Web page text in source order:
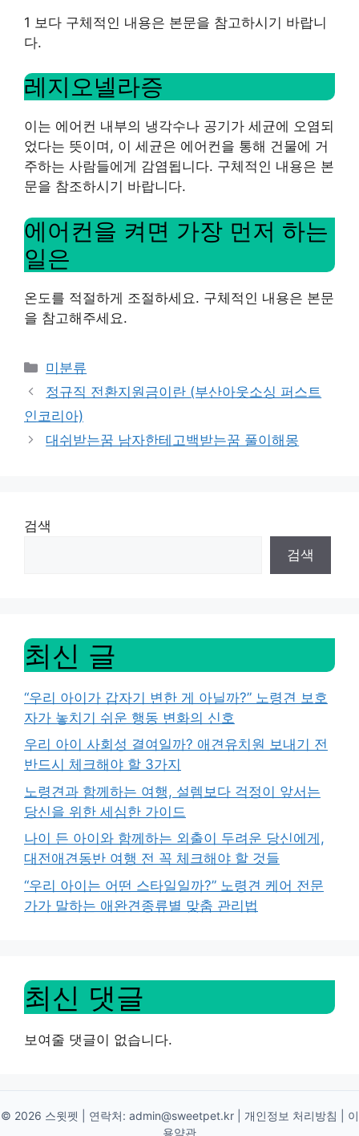
1 보다 구체적인 내용은 본문을 참고하시기 바랍니
다.
레지오넬라증
이는 에어컨 내부의 냉각수나 공기가 세균에 오염되
었다는 뜻이며, 이 세균은 에어컨을 통해 건물에 거
주하는 사람들에게 감염됩니다. 구체적인 내용은 본
문을 참조하시기 바랍니다.
에어컨을 켜면 가장 먼저 하는
일은
온도를 적절하게 조절하세요. 구체적인 내용은 본문
을 참고해주세요.
Categories
미분류
정규직 전환지원금이란 (부산아웃소싱 퍼스트
인코리아)
대쉬받는꿈 남자한테고백받는꿈 풀이해몽
검색
검색
최신 글
“우리 아이가 갑자기 변한 게 아닐까?” 노령견 보호
자가 놓치기 쉬운 행동 변화의 신호
우리 아이 사회성 결여일까? 애견유치원 보내기 전
반드시 체크해야 할 3가지
노령견과 함께하는 여행, 설렘보다 걱정이 앞서는
당신을 위한 세심한 가이드
나이 든 아이와 함께하는 외출이 두려운 당신에게,
대전애견동반 여행 전 꼭 체크해야 할 것들
“우리 아이는 어떤 스타일일까?” 노령견 케어 전문
가가 말하는 애완견종류별 맞춤 관리법
최신 댓글
보여줄 댓글이 없습니다.
© 2026 스윗펫 | 연락처: admin@sweetpet.kr| 개인정보 처리방침
이
용약관